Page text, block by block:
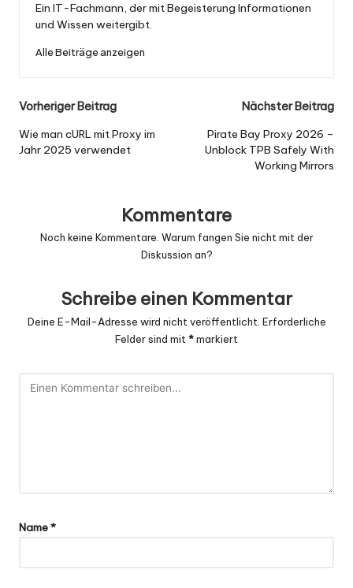
Ein IT-Fachmann, der mit Begeisterung Informationen
und Wissen weitergibt.
Alle Beiträge anzeigen
Nach
der
Navigation
Vorheriger Beitrag
Wie man cURL mit Proxy im
Jahr 2025 verwendet
Nächster Beitrag
Pirate Bay Proxy 2026 –
Unblock TPB Safely With
Working Mirrors
Kommentare
Noch keine Kommentare. Warum fangen Sie nicht mit der
Diskussion an?
Schreibe einen Kommentar
Deine E-Mail-Adresse wird nicht veröffentlicht. Erforderliche
Felder sind mit*markiert
Name*